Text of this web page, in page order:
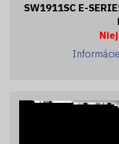
SW1911SC E-